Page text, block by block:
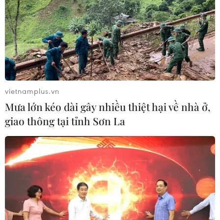
tuyên bố chung
20/05/2023 10:54
Trong tuyên bố chung, các nhà lãnh đạo G7 nhấn mạnh
mong muốn “quan hệ ổn định và mang tính xây dựng”
với Bắc Kinh, đồng thời phản đối “các hoạt động quân
sự hóa” tại khu vực châu Á-Thái Bình Dương.
vietnamplus.vn
Mưa lớn kéo dài gây nhiều thiệt hại về nhà ở,
giao thông tại tỉnh Sơn La